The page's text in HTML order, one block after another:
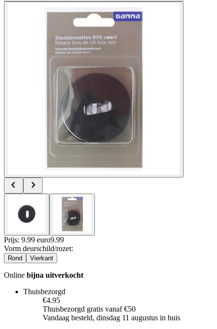
Prijs: 9.99 euro9.99
Vorm deurschild/rozet:
Rond Vierkant
Online bijna uitverkocht
Thuisbezorgd
€4.95
Thuisbezorgd gratis vanaf €50
Vandaag besteld, dinsdag 11 augustus in huis